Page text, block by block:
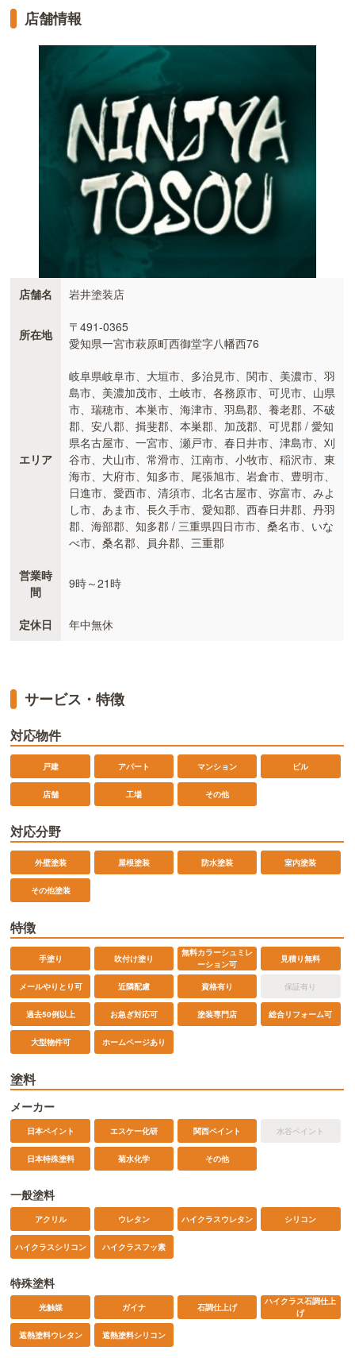
店舗情報
店舗名 岩井塗装店
所在地
〒491-0365
愛知県一宮市萩原町西御堂字八幡西76
エリア
岐阜県岐阜市、大垣市、多治見市、関市、美濃市、羽
島市、美濃加茂市、土岐市、各務原市、可児市、山県
市、瑞穂市、本巣市、海津市、羽島郡、養老郡、不破
郡、安八郡、揖斐郡、本巣郡、加茂郡、可児郡 / 愛知
県名古屋市、一宮市、瀬戸市、春日井市、津島市、刈
谷市、犬山市、常滑市、江南市、小牧市、稲沢市、東
海市、大府市、知多市、尾張旭市、岩倉市、豊明市、
日進市、愛西市、清須市、北名古屋市、弥富市、みよ
し市、あま市、長久手市、愛知郡、西春日井郡、丹羽
郡、海部郡、知多郡 / 三重県四日市市、桑名市、いな
べ市、桑名郡、員弁郡、三重郡
営業時
間
9時～21時
定休日 年中無休
サービス・特徴
対応物件
戸建 アパート マンション ビル
店舗 工場 その他
対応分野
外壁塗装 屋根塗装 防水塗装 室内塗装
その他塗装
特徴
手塗り 吹付け塗り
無料カラーシュミレ
ーション可
見積り無料
メールやりとり可 近隣配慮 資格有り 保証有り
過去50例以上 お急ぎ対応可 塗装専門店 総合リフォーム可
大型物件可 ホームページあり
塗料
メーカー
日本ペイント エスケー化研 関西ペイント 水谷ペイント
日本特殊塗料 菊水化学 その他
一般塗料
アクリル ウレタン ハイクラスウレタン シリコン
ハイクラスシリコン ハイクラスフッ素
特殊塗料
光触媒 ガイナ 石調仕上げ
ハイクラス石調仕上
げ
遮熱塗料ウレタン
遮熱塗料シリコン